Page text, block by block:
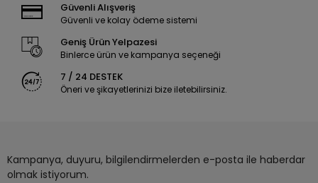
Güvenli Alışveriş
Güvenli ve kolay ödeme sistemi
Geniş Ürün Yelpazesi
Binlerce ürün ve kampanya seçeneği
7 / 24 DESTEK
Öneri ve şikayetlerinizi bize iletebilirsiniz.
Kampanya, duyuru, bilgilendirmelerden e-posta ile haberdar
olmak istiyorum.